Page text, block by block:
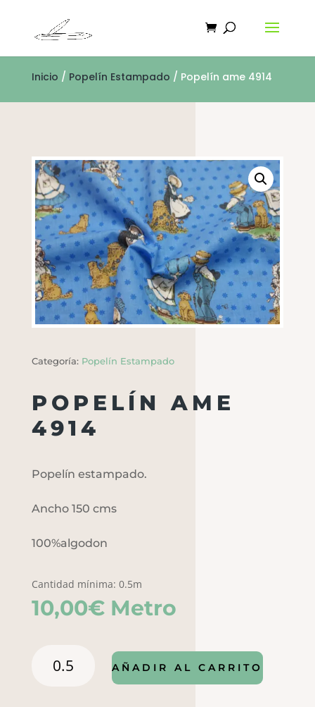
Inicio / Popelín Estampado / Popelín ame 4914
Categoría: Popelín Estampado
POPELÍN AME
4914
Popelín estampado.
Ancho 150 cms
100%algodon
Cantidad mínima: 0.5m
10,00€ Metro
ame
AÑADIR AL CARRITO